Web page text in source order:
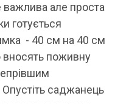
але проста
готується
- 40 см на 40 см
вносять поживну
саджанець